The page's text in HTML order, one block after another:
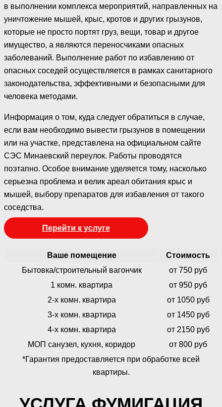
в выполнении комплекса мероприятий, направленных на
уничтожение мышей, крыс, кротов и других грызунов,
которые не просто портят груз, вещи, товар и другое
имущество, а являются переносчиками опасных
заболеваний. Выполнение работ по избавлению от
опасных соседей осуществляется в рамках санитарного
законодательства, эффективными и безопасными для
человека методами.
Информация о том, куда следует обратиться в случае,
если вам необходимо вывести грызунов в помещении
или на участке, представлена на официальном сайте
СЭС Минаевский переулок. Работы проводятся
поэтапно. Особое внимание уделяется тому, насколько
серьезна проблема и велик ареал обитания крыс и
мышей, выбору препаратов для избавления от такого
соседства.
Перейти к услуге
Ваше помещение
Стоимость
Бытовка/строительный вагончик
от 750 руб
1 комн. квартира
от 950 руб
2-х комн. квартира
от 1050 руб
3-х комн. квартира
от 1450 руб
4-х комн. квартира
от 2150 руб
МОП санузел, кухня, коридор
от 800 руб
*Гарантия предоставляется при обработке всей
квартиры.